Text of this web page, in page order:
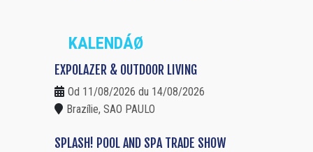
KALENDÁØ
EXPOLAZER & OUTDOOR LIVING
Od 11/08/2026 du 14/08/2026
Brazílie, SAO PAULO
SPLASH! POOL AND SPA TRADE SHOW